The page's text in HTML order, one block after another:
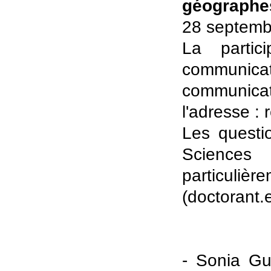
28
La
l'adresse :
Les
- Sonia